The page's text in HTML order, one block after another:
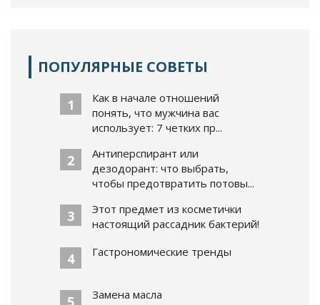
ПОПУЛЯРНЫЕ СОВЕТЫ
1
Как в начале отношений
понять, что мужчина вас
использует: 7 четких пр...
2
Антиперспирант или
дезодорант: что выбрать,
чтобы предотвратить потовы...
3
Этот предмет из косметички
настоящий рассадник бактерий!
4 Гастрономические тренды
5 Замена масла